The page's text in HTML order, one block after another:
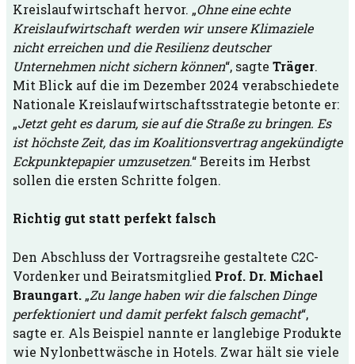
Kreislaufwirtschaft hervor. „Ohne eine echte
Kreislaufwirtschaft werden wir unsere Klimaziele
nicht erreichen und die Resilienz deutscher
Unternehmen nicht sichern können“, sagte Träger.
Mit Blick auf die im Dezember 2024 verabschiedete
Nationale Kreislaufwirtschaftsstrategie betonte er:
„Jetzt geht es darum, sie auf die Straße zu bringen. Es
ist höchste Zeit, das im Koalitionsvertrag angekündigte
Eckpunktepapier umzusetzen.“ Bereits im Herbst
sollen die ersten Schritte folgen.
Richtig gut statt perfekt falsch
Den Abschluss der Vortragsreihe gestaltete C2C-
Vordenker und Beiratsmitglied Prof. Dr. Michael
Braungart. „Zu lange haben wir die falschen Dinge
perfektioniert und damit perfekt falsch gemacht“,
sagte er. Als Beispiel nannte er langlebige Produkte
wie Nylonbettwäsche in Hotels. Zwar hält sie viele